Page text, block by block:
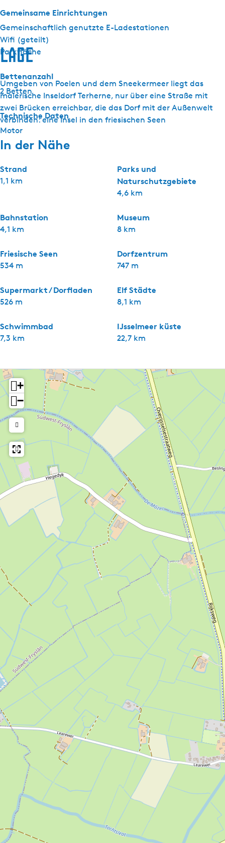
Gemeinsame Einrichtungen
Gemeinschaftlich genutzte E-Ladestationen
Wifi (geteilt)
Parkfläche
Bettenanzahl
2 Betten
Technische Daten
Motor
Lage
Umgeben von Poelen und dem Sneekermeer liegt das
malerische Inseldorf Terherne, nur über eine Straße mit
zwei Brücken erreichbar, die das Dorf mit der Außenwelt
verbinden: eine Insel in den friesischen Seen
In der Nähe
Strand
1,1 km
Parks und
Naturschutzgebiete
4,6 km
Bahnstation
4,1 km
Museum
8 km
Friesische Seen
534 m
Dorfzentrum
747 m
Supermarkt / Dorfladen
526 m
Elf Städte
8,1 km
Schwimmbad
7,3 km
IJsselmeer küste
22,7 km
+
−